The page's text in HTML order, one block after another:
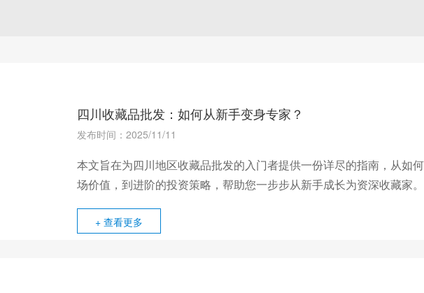
四川收藏品批发：如何从新手变身专家？
发布时间：2025/11/11
本文旨在为四川地区收藏品批发的入门者提供一份详尽的指南，从如
场价值，到进阶的投资策略，帮助您一步步从新手成长为资深收藏家。
+ 查看更多